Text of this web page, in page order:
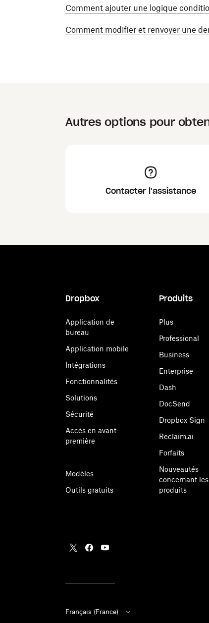
Comment ajouter une logique
Comment modifier et renvoyer une
Autres options pour
Contacter l'assistance
Dropbox
Application de
bureau
Application mobile
Intégrations
Fonctionnalités
Solutions
Sécurité
Accès en avant-
première
Modèles
Outils gratuits
Produits
Plus
Professional
Business
Enterprise
Dash
DocSend
Dropbox Sign
Reclaim.ai
Forfaits
Nouveautés
concernant les
produits
Français (France)